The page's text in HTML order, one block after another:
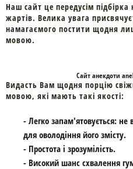
Наш сайт це передусім
жартів. Велика увага
намагаємого постити щодня
мовою.
Cайтанекдоти
Видасть Вам щодня порцію
мовою, які мають такі якості:
- Легко запам'ятовується: не
для оволодіння його змісту.
- Простота і зрозумілість.
- Високий шанс схвалення